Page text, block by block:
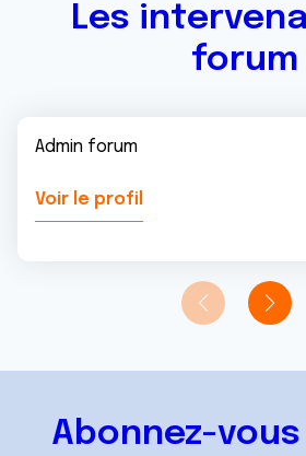
Les
forum
Admin forum
Voir le profil
Abonnez-